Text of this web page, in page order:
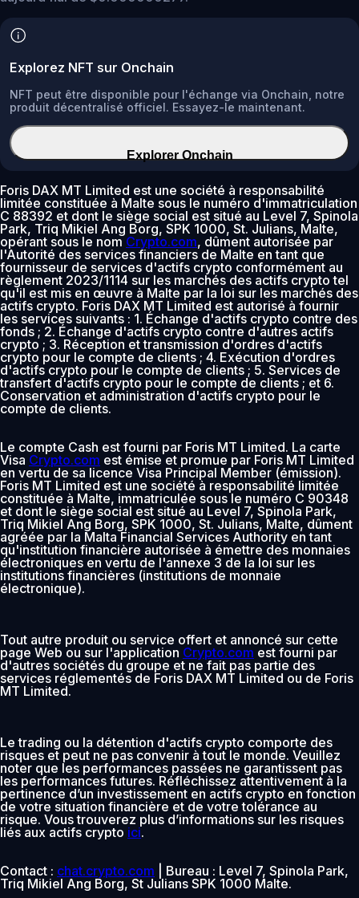
Explorez NFT sur Onchain
NFT peut être disponible pour l'échange via Onchain, notre
produit décentralisé officiel. Essayez-le maintenant.
Explorer Onchain
Foris DAX MT Limited est une société à responsabilité
limitée constituée à Malte sous le numéro d'immatriculation
C 88392 et dont le siège social est situé au Level 7, Spinola
Park, Triq Mikiel Ang Borg, SPK 1000, St. Julians, Malte,
opérant sous le nomCrypto.com, dûment autorisée par
l'Autorité des services financiers de Malte en tant que
fournisseur de services d'actifs crypto conformément au
règlement 2023/1114 sur les marchés des actifs crypto tel
qu'il est mis en œuvre à Malte par la loi sur les marchés des
actifs crypto. Foris DAX MT Limited est autorisé à fournir
les services suivants : 1. Échange d'actifs crypto contre des
fonds ; 2. Échange d'actifs crypto contre d'autres actifs
crypto ; 3. Réception et transmission d'ordres d'actifs
crypto pour le compte de clients ; 4. Exécution d'ordres
d'actifs crypto pour le compte de clients ; 5. Services de
transfert d'actifs crypto pour le compte de clients ; et 6.
Conservation et administration d'actifs crypto pour le
compte de clients.
Le compte Cash est fourni par Foris MT Limited. La carte
Visa Crypto.com est émise et promue par Foris MT Limited
en vertu de sa licence Visa Principal Member (émission).
Foris MT Limited est une société à responsabilité limitée
constituée à Malte, immatriculée sous le numéro C 90348
et dont le siège social est situé au Level 7, Spinola Park,
Triq Mikiel Ang Borg, SPK 1000, St. Julians, Malte, dûment
agréée par la Malta Financial Services Authority en tant
qu'institution financière autorisée à émettre des monnaies
électroniques en vertu de l'annexe 3 de la loi sur les
institutions financières (institutions de monnaie
électronique).
Tout autre produit ou service offert et annoncé sur cette
page Web ou sur l'application Crypto.com est fourni par
d'autres sociétés du groupe et ne fait pas partie des
services réglementés de Foris DAX MT Limited ou de Foris
MT Limited.
Le trading ou la détention d'actifs crypto comporte des
risques et peut ne pas convenir à tout le monde. Veuillez
noter que les performances passées ne garantissent pas
les performances futures. Réfléchissez attentivement à la
pertinence d’un investissement en actifs crypto en fonction
de votre situation financière et de votre tolérance au
risque. Vous trouverez plus d’informations sur les risques
liés aux actifs crypto ici.
Contact : chat.crypto.com | Bureau : Level 7, Spinola Park,
Triq Mikiel Ang Borg, St Julians SPK 1000 Malte.